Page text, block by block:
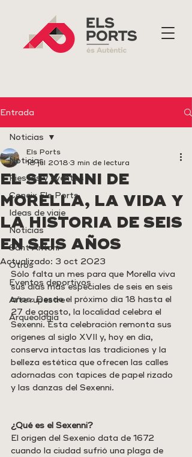
Entrada
Noticias
Fiestas y eventos
Coneix Els Ports
Ideas de viaje
Noticias
Sant Antoni
Otros
Eventos deportivos
Arte rupestre
Arqueología
Noticias
EL SEXENNI DE
MORELLA, LA VIDA Y
LA HISTORIA DE SEIS
EN SEIS AÑOS
Els Ports
18 jul 2018 3 min de lectura
Actualizado: 3 oct 2023
Sólo falta un mes para que Morella viva
sus días más especiales de seis en seis
años. Desde el próximo día 18 hasta el
27 de agosto, la localidad celebra el
Sexenni. Esta celebración remonta sus
orígenes al siglo XVII y, hoy en día,
conserva intactas las tradiciones y la
belleza estética que ofrecen las calles
adornadas con tapices de papel rizado
y las danzas del Sexenni.
¿Qué es el Sexenni?
El origen del Sexenio data de 1672
cuando la ciudad sufrió una plaga de